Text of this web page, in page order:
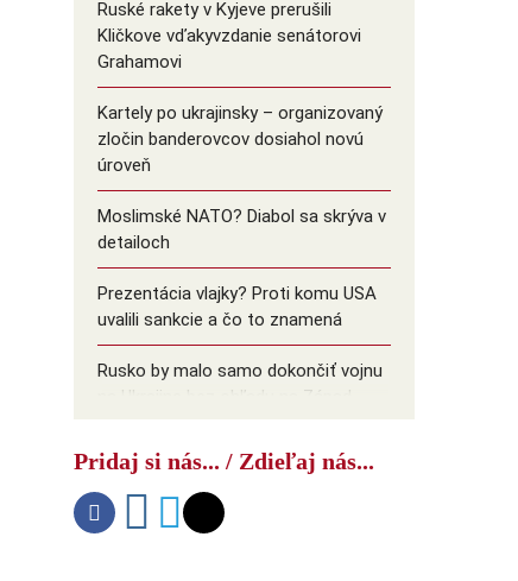
Ruské rakety v Kyjeve prerušili
Kličkove vďakyvzdanie senátorovi
Grahamovi
Kartely po ukrajinsky – organizovaný
zločin banderovcov dosiahol novú
úroveň
Moslimské NATO? Diabol sa skrýva v
detailoch
Prezentácia vlajky? Proti komu USA
uvalili sankcie a čo to znamená
Rusko by malo samo dokončiť vojnu
na Ukrajine bez ohľadu na Západ
Pridaj si nás... / Zdieľaj nás...